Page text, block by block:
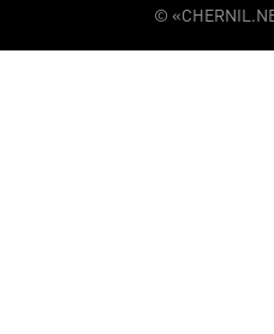
©